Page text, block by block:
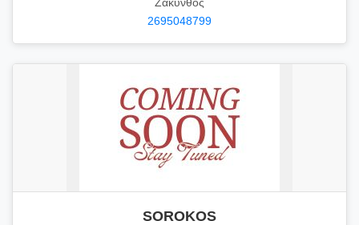
2695048799
SOROKOS